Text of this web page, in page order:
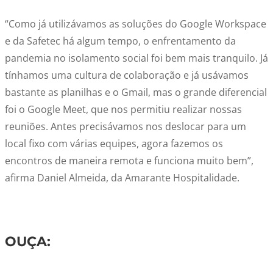
“Como já utilizávamos as soluções do Google Workspace
e da Safetec há algum tempo, o enfrentamento da
pandemia no isolamento social foi bem mais tranquilo. Já
tínhamos uma cultura de colaboração e já usávamos
bastante as planilhas e o Gmail, mas o grande diferencial
foi o Google Meet, que nos permitiu realizar nossas
reuniões. Antes precisávamos nos deslocar para um
local fixo com várias equipes, agora fazemos os
encontros de maneira remota e funciona muito bem”,
afirma Daniel Almeida, da Amarante Hospitalidade.
OUÇA: